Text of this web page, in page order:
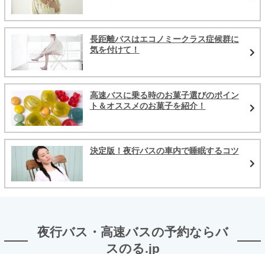
長距離バスはエコノミークラス症候群に
気を付けて！
高速バスに乗る時のお菓子選びのポイン
ト＆オススメのお菓子を紹介！
決定版！夜行バスの車内で睡眠するコツ
夜行バス・高速バスの予約ならバ
スのる.jp